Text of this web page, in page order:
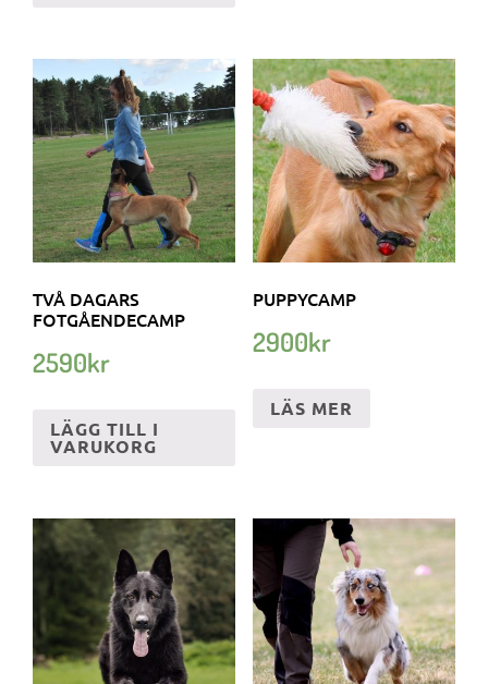
TVÅ DAGARS
FOTGÅENDECAMP
2590kr
LÄGG TILL I
VARUKORG
PUPPYCAMP
2900kr
LÄS MER